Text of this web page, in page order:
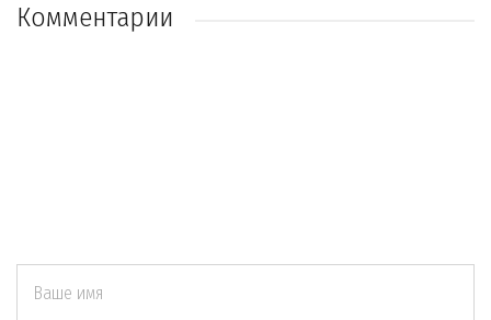
Комментарии
Ваше имя